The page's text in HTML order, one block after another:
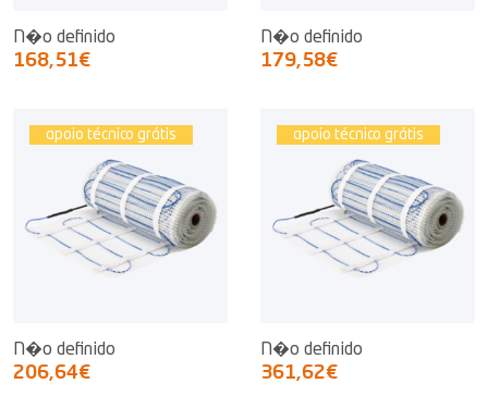
N�o definido
168,51€
N�o definido
179,58€
apoio técnico grátis
N�o definido
206,64€
apoio técnico grátis
N�o definido
361,62€